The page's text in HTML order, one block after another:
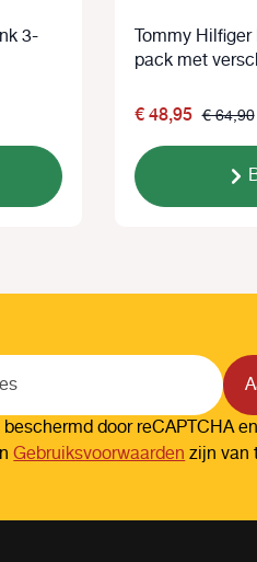
3-
Tommy Hilfiger
pack met
€ 48,95 € 64,90
door reCAPTCHA
Gebruiksvoorwaardenzijn van